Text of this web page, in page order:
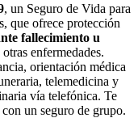
, un Seguro de Vida para
que ofrece protección
fallecimiento u
enfermedades.
orientación médica
telemedicina y
vía telefónica. Te
un seguro de grupo.